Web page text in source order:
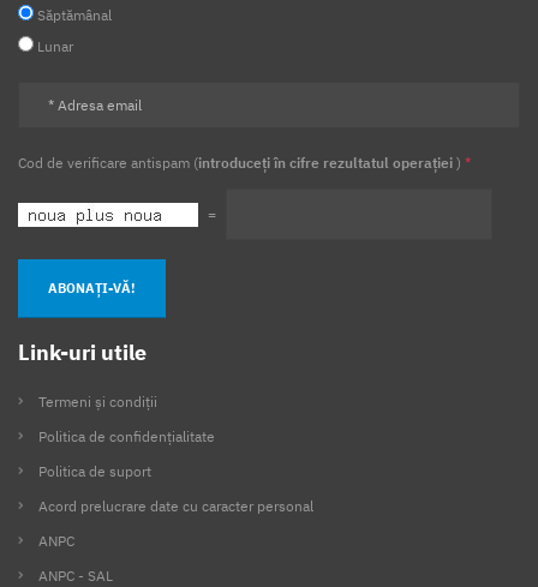
Săptămânal
Lunar
Cod de verificare antispam (introduceți în cifre rezultatul operației ) *
=
ABONAȚI-VĂ!
Link-uri utile
Termeni și condiții
Politica de confidențialitate
Politica de suport
Acord prelucrare date cu caracter personal
ANPC
ANPC - SAL